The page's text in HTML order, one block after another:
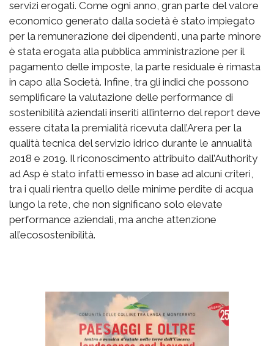
servizi erogati. Come ogni anno, gran parte del valore
economico generato dalla società è stato impiegato
per la remunerazione dei dipendenti, una parte minore
è stata erogata alla pubblica amministrazione per il
pagamento delle imposte, la parte residuale è rimasta
in capo alla Società. Infine, tra gli indici che possono
semplificare la valutazione delle performance di
sostenibilità aziendali inseriti all’interno del report deve
essere citata la premialità ricevuta dall’Arera per la
qualità tecnica del servizio idrico durante le annualità
2018 e 2019. Il riconoscimento attribuito dall’Authority
ad Asp è stato infatti emesso in base ad alcuni criteri,
tra i quali rientra quello delle minime perdite di acqua
lungo la rete, che non significano solo elevate
performance aziendali, ma anche attenzione
all’ecosostenibilità.